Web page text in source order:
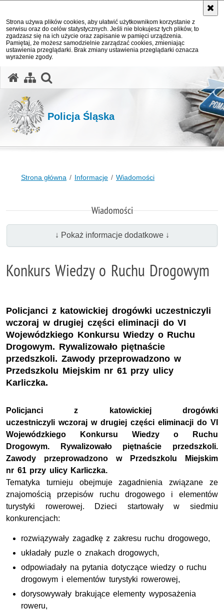
Strona używa plików cookies, aby ułatwić użytkownikom korzystanie z
serwisu oraz do celów statystycznych. Jeśli nie blokujesz tych plików, to
zgadzasz się na ich użycie oraz zapisanie w pamięci urządzenia.
Pamiętaj, że możesz samodzielnie zarządzać cookies, zmieniając
ustawienia przeglądarki. Brak zmiany ustawienia przeglądarki oznacza
wyrażenie zgody.
Policja Śląska
Strona główna Informacje Wiadomości
Wiadomości
↓ Pokaż informacje dodatkowe ↓
Konkurs Wiedzy o Ruchu Drogowym
Policjanci z katowickiej drogówki uczestniczyli
wczoraj w drugiej części eliminacji do VI
Wojewódzkiego Konkursu Wiedzy o Ruchu
Drogowym. Rywalizowało piętnaście
przedszkoli. Zawody przeprowadzono w
Przedszkolu Miejskim nr 61 przy ulicy
Karliczka.
Policjanci z katowickiej drogówki
uczestniczyli wczoraj w drugiej części eliminacji do VI
Wojewódzkiego Konkursu Wiedzy o Ruchu
Drogowym. Rywalizowało piętnaście przedszkoli.
Zawody przeprowadzono w Przedszkolu Miejskim
nr 61 przy ulicy Karliczka.
Tematyka turnieju obejmuje zagadnienia związane ze
znajomością przepisów ruchu drogowego i elementów
turystyki rowerowej. Dzieci startowały w siedmiu
konkurencjach:
rozwiązywały zagadkę z zakresu ruchu drogowego,
układały puzle o znakach drogowych,
odpowiadały na pytania dotyczące wiedzy o ruchu
drogowym i elementów turystyki rowerowej,
dorysowywały brakujące elementy wyposażenia
roweru,